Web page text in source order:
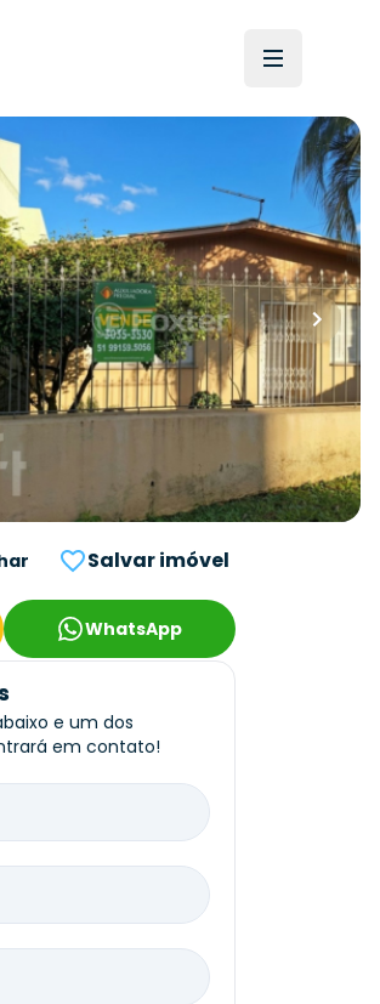
Salvar imóvel
WhatsApp
e um dos
em contato!